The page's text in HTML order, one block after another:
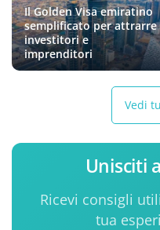
Il Golden Visa emiratino
semplificato per attrarre
investitori e
imprenditori
Vedi
Unisciti
Ricevi consigli
tua